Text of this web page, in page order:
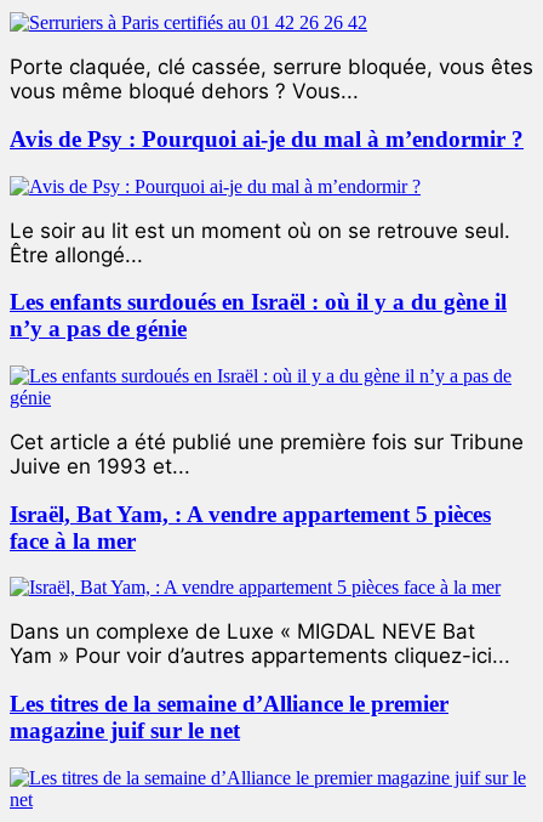
Porte claquée, clé cassée, serrure bloquée, vous êtes
vous même bloqué dehors ? Vous...
Avis de Psy : Pourquoi ai-je du mal à m’endormir ?
Le soir au lit est un moment où on se retrouve seul.
Être allongé...
Les enfants surdoués en Israël : où il y a du gène il
n’y a pas de génie
Cet article a été publié une première fois sur Tribune
Juive en 1993 et...
Israël, Bat Yam, : A vendre appartement 5 pièces
face à la mer
Dans un complexe de Luxe « MIGDAL NEVE Bat
Yam » Pour voir d’autres appartements cliquez-ici...
Les titres de la semaine d’Alliance le premier
magazine juif sur le net